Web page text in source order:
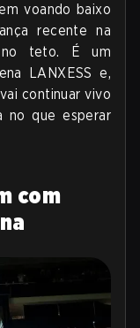
voando baixo
recente na
teto. É um
LANXESS e,
continuar vivo
no que esperar
com